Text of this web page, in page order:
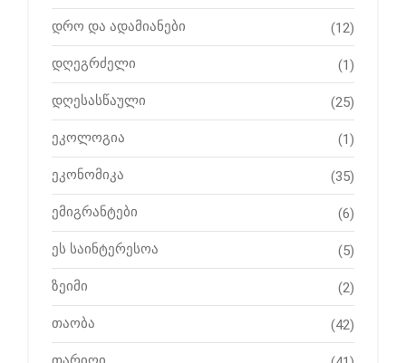
დრო და ადამიანები (12)
დღეგრძელი (1)
დღესასწაული (25)
ეკოლოგია (1)
ეკონომიკა (35)
ემიგრანტები (6)
ეს საინტერესოა (5)
ზეიმი (2)
თაობა (42)